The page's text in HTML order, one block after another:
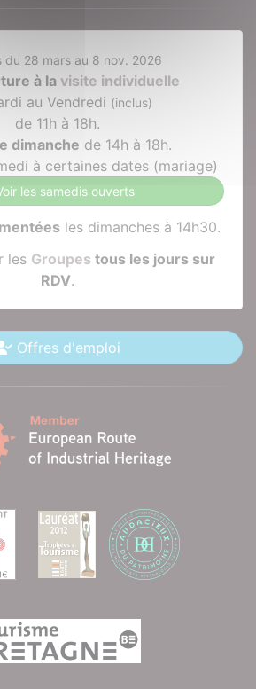
du 28 mars au 8 nov. 2026
à la visite individuelle
au Vendredi (inclus)
de 11h à 18h.
dimanche de 14h à 18h.
à certaines dates (mariage)
les samedis ouverts
les dimanches à 14h30.
les Groupes tous les jours sur
RDV.
Offres d'emploi